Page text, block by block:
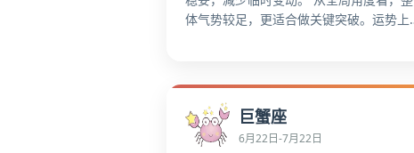
体气势较足，更适合做关键突破。运势上
向重点倾斜，成果更明显。 把窗口期用在
关键节点上，更利于抓住机会。从总体状
巨蟹座
6月22日-7月22日